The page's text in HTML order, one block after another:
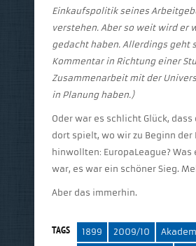
Einkaufspolitik seines
verstehen. Aber so weit wird er
gedacht haben. Allerdings geht
Kommentar in Richtung einer
Zusammenarbeit mit der
in Planung haben.)
Oder war es schlicht Glück, dass
dort spielt, wo wir zu Beginn der
hinwollten: EuropaLeague? Was
war, es war ein schöner Sieg.
Aber das immerhin.
TAGS 1899 2009/10